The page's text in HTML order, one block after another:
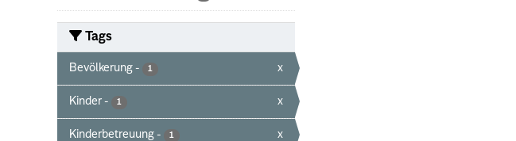
Tags
Bevölkerung - 1 x
Kinder - 1 x
Kinderbetreuung - 1 x